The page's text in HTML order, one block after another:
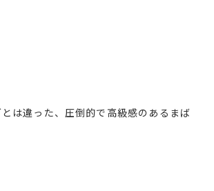
は違った、圧倒的で高級感のあるまば